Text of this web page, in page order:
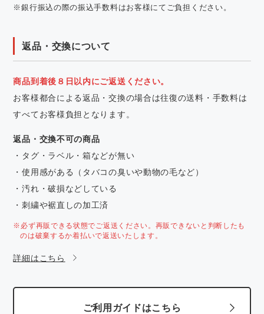
※銀行振込の際の振込手数料はお客様にてご負担ください。
返品・交換について
商品到着後８日以内にご返送ください。
お客様都合による返品・交換の場合は往復の送料・手数料は
すべてお客様負担となります。
返品・交換不可の商品
・タグ・ラベル・箱などが無い
・使用感がある（タバコの臭いや動物の毛など）
・汚れ・破損などしている
・刺繍や裾直しの加工済
※必ず再販できる状態でご返送ください。再販できないと判断したも
のは破棄するか着払いで返送いたします。
詳細はこちら
ご利用ガイドはこちら